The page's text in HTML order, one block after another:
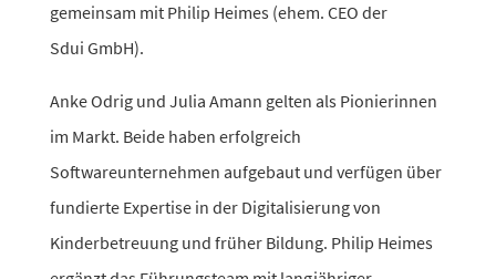
gemeinsam mit Philip Heimes (ehem. CEO der
Sdui GmbH).
Anke Odrig und Julia Amann gelten als Pionierinnen
im Markt. Beide haben erfolg­reich
Softwareunternehmen aufge­baut und verfügen über
fundierte Expertise in der Digitalisierung von
Kinderbetreuung und früher Bildung. Philip Heimes